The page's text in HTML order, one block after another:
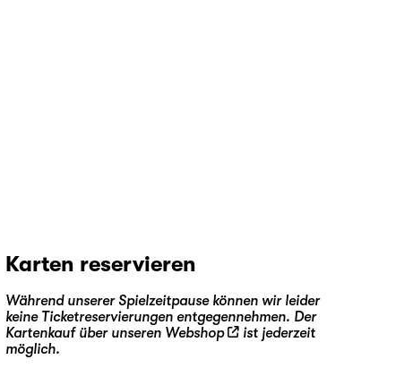
Karten reservieren
Während unserer Spielzeitpause können wir leider
keine Ticketreservierungen entgegennehmen. Der
Kartenkauf über unseren Webshop
ist jederzeit
möglich.